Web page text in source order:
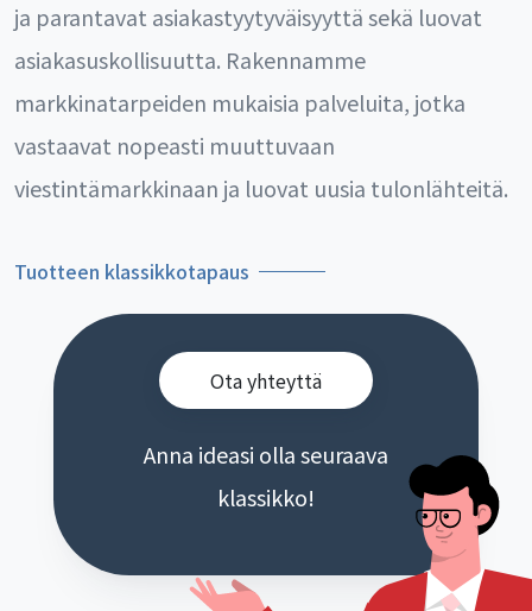
ja parantavat asiakastyytyväisyyttä sekä luovat
asiakasuskollisuutta. Rakennamme
markkinatarpeiden mukaisia palveluita, jotka
vastaavat nopeasti muuttuvaan
viestintämarkkinaan ja luovat uusia tulonlähteitä.
Tuotteen klassikkotapaus
Ota yhteyttä
Anna ideasi olla seuraava
klassikko!